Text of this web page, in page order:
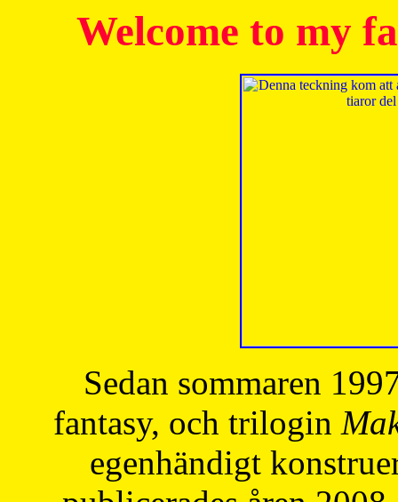
Welcome to my
Sedan sommaren
fantasy, och trilogin
egenhändigt